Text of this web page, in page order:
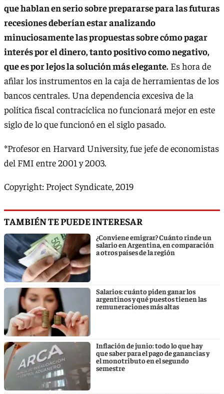
que hablan en serio sobre prepararse para las futuras
recesiones deberían estar analizando
minuciosamente las propuestas sobre cómo pagar
interés por el dinero, tanto positivo como negativo,
que es por lejos la solución más elegante. Es hora de
afilar los instrumentos en la caja de herramientas de los
bancos centrales. Una dependencia excesiva de la
política fiscal contracíclica no funcionará mejor en este
siglo de lo que funcionó en el siglo pasado.
*Profesor en Harvard University, fue jefe de economistas
del FMI entre 2001 y 2003.
Copyright: Project Syndicate, 2019
TAMBIÉN TE PUEDE INTERESAR
¿Conviene emigrar? Cuánto rinde un
salario en Argentina, en comparación
a otros países de la región
Salarios: cuánto piden ganar los
argentinos y qué puestos tienen las
remuneraciones más altas
Inflación de junio: todo lo que hay
que saber para el pago de ganancias y
el monotributo en el segundo
semestre